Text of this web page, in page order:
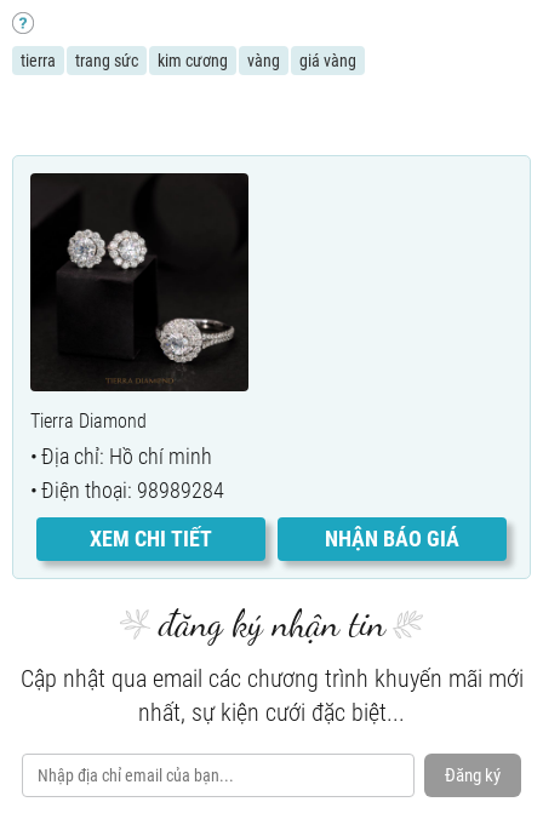
tierra trang sức kim cương vàng giá vàng
Tierra Diamond
Địa chỉ: Hồ chí minh
Điện thoại: 98989284
XEM CHI TIẾT
NHẬN BÁO GIÁ
đăng ký nhận tin
Cập nhật qua email các chương trình khuyến mãi mới
nhất, sự kiện cưới đặc biệt...
Đăng ký